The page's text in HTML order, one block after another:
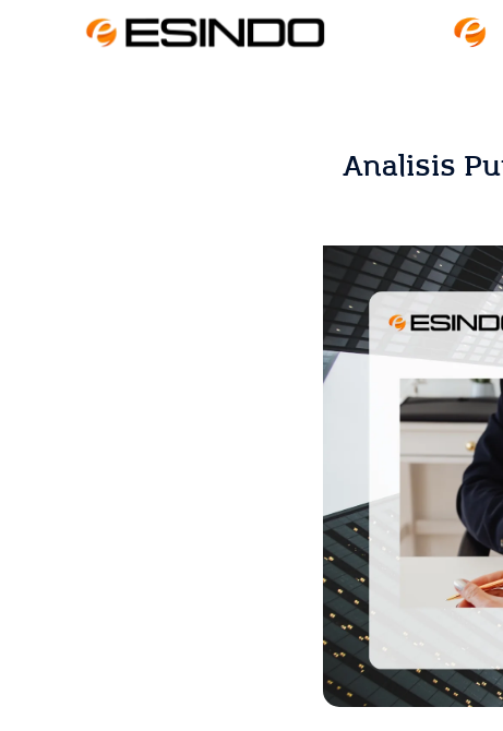
Analisis